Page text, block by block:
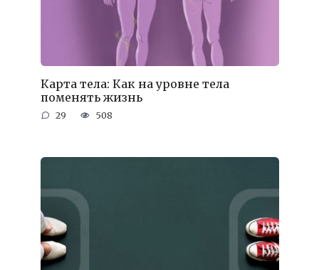
Карта тела: Как на уровне тела
поменять жизнь
29 508